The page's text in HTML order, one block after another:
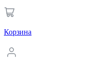
Корзина